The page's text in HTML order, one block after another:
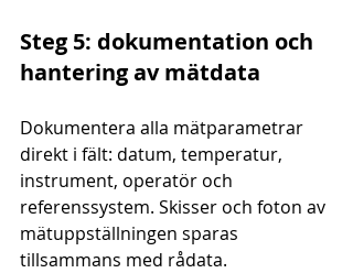
Steg 5: dokumentation och
hantering av mätdata
Dokumentera alla mätparametrar
direkt i fält: datum, temperatur,
instrument, operatör och
referenssystem. Skisser och foton av
mätuppställningen sparas
tillsammans med rådata.